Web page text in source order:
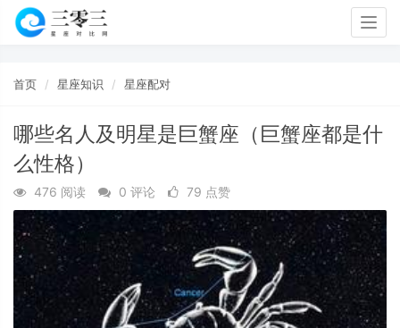
首页 星座知识 星座配对
哪些名人及明星是巨蟹座（巨蟹座都是什
么性格）
476 阅读 0 评论 79 点赞